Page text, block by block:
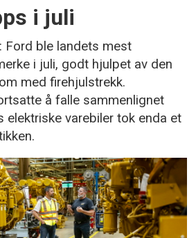
i juli
Ford ble landets mest
i juli, godt hjulpet av den
med firehjulstrekk.
å falle sammenlignet
elektriske varebiler tok enda et